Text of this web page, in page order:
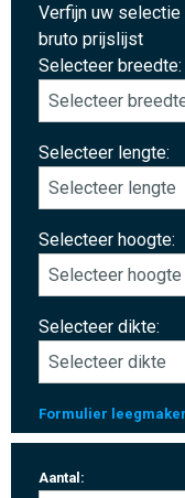
Verfijn uw
bruto prijslijst
Selecteer breedte:
Selecteer lengte:
Selecteer hoogte:
Selecteer dikte:
Formulier
Aantal: